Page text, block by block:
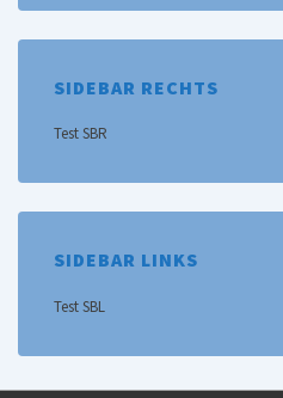
SIDEBAR RECHTS
Test SBR
SIDEBAR LINKS
Test SBL